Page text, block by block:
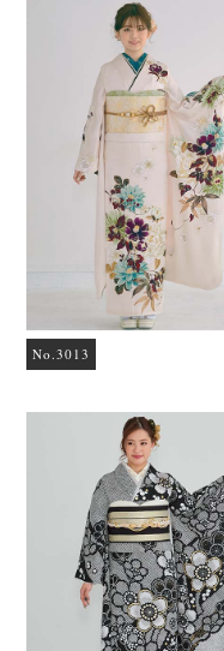
No.3013